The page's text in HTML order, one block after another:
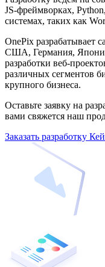
JS-фреймворках,
системах, таких как
OnePix разрабатывает
США, Германия,
разработки веб-
различных сегментов
крупного бизнеса.
Оставьте заявку на
вами свяжется наш
Заказать разработку